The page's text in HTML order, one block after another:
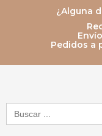
¿Alguna
Pedidos a
Buscar: